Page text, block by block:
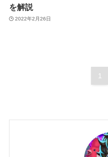
を解説
2022年2月26日
1